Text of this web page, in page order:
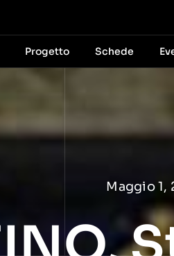
Progetto Schede
Maggio 1,